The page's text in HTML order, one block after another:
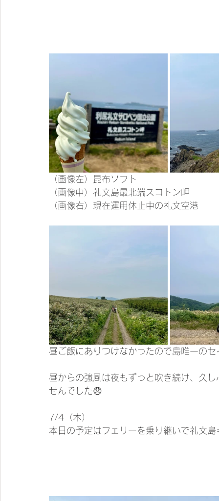
（画像左）昆布ソフト
（画像中）礼文島最北端スコトン岬
（画像右）現在運用休止中の礼文空港
昼ご飯にありつけなかったので島唯一の
昼からの強風は夜もずっと吹き続け、久
せんでした😞
7/4（木）
本日の予定はフェリーを乗り継いで礼文